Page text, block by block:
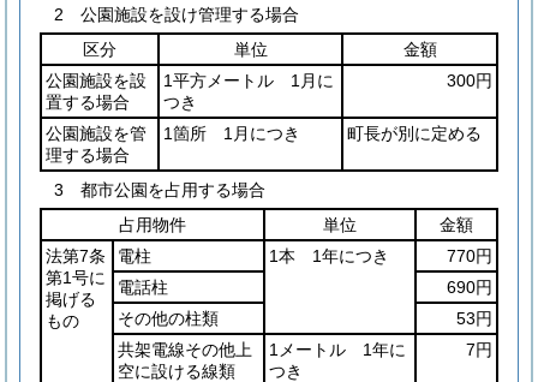
2 公園施設を設け管理する場合
区分
単位
金額
公園施設を設
置する場合
1平方メートル 1月に
つき
300円
公園施設を管
理する場合
1箇所 1月につき 町長が別に定める
3 都市公園を占用する場合
占用物件
単位
金額
法第7条
第1号に
掲げる
もの
電柱 1本 1年につき
770円
電話柱
690円
その他の柱類
53円
共架電線その他上
空に設ける線類
1メートル 1年に
つき
7円